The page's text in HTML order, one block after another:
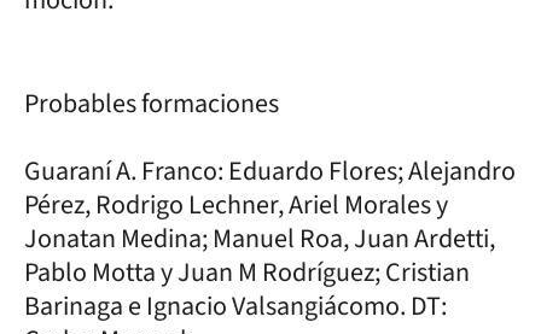
Probables formaciones
Guaraní A. Franco: Eduardo Flores; Alejandro
Pérez, Rodrigo Lechner, Ariel Morales y
Jonatan Medina; Manuel Roa, Juan Ardetti,
Pablo Motta y Juan M Rodríguez; Cristian
Barinaga e Ignacio Valsangiácomo. DT: